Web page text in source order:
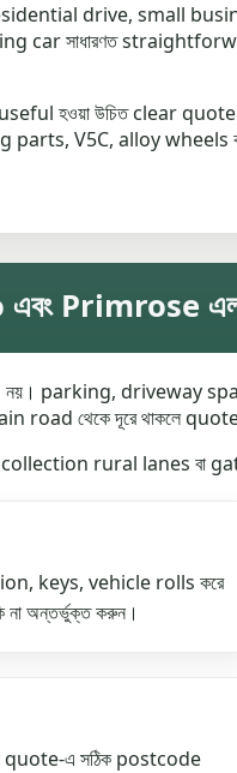
drive, small
car সাধারণত
হওয়া উচিত clear
V5C, alloy wheels
Primrose
parking, driveway
থেকে দূরে থাকলে
rural lanes বা
keys, vehicle rolls করে
অন্তর্ভুক্ত করুন।
quote-এ সঠিক postcode